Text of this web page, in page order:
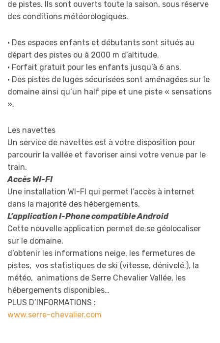
de pistes. Ils sont ouverts toute la saison, sous réserve
des conditions météorologiques.
• Des espaces enfants et débutants sont situés au
départ des pistes ou à 2000 m d’altitude.
• Forfait gratuit pour les enfants jusqu’à 6 ans.
• Des pistes de luges sécurisées sont aménagées sur le
domaine ainsi qu’un half pipe et une piste « sensations
».
Les navettes
Un service de navettes est à votre disposition pour
parcourir la vallée et favoriser ainsi votre venue par le
train.
Accès WI-FI
Une installation WI-FI qui permet l’accès à internet
dans la majorité des hébergements.
L’application I-Phone compatible Android
Cette nouvelle application permet de se géolocaliser
sur le domaine,
d’obtenir les informations neige, les fermetures de
pistes, vos statistiques de ski (vitesse, dénivelé.), la
météo, animations de Serre Chevalier Vallée, les
hébergements disponibles…
PLUS D’INFORMATIONS :
www.serre-chevalier.com